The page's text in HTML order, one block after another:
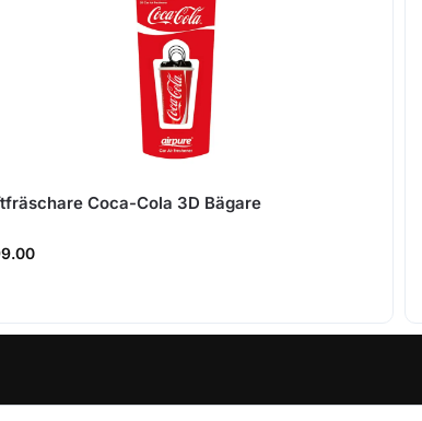
Coca-Cola 3D Bägare